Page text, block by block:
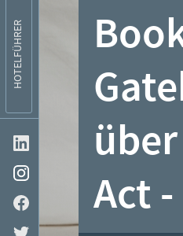
Act -
HOTELFÜHRER